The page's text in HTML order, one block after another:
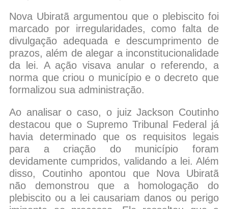
Nova Ubiratã argumentou que o plebiscito foi
marcado por irregularidades, como falta de
divulgação adequada e descumprimento de
prazos, além de alegar a inconstitucionalidade
da lei. A ação visava anular o referendo, a
norma que criou o município e o decreto que
formalizou sua administração.
Ao analisar o caso, o juiz Jackson Coutinho
destacou que o Supremo Tribunal Federal já
havia determinado que os requisitos legais
para a criação do município foram
devidamente cumpridos, validando a lei. Além
disso, Coutinho apontou que Nova Ubiratã
não demonstrou que a homologação do
plebiscito ou a lei causariam danos ou perigo